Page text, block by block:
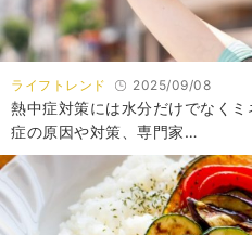
ライフトレンド 2025/09/08
熱中症対策には水分だけでなく
症の原因や対策、専門家…